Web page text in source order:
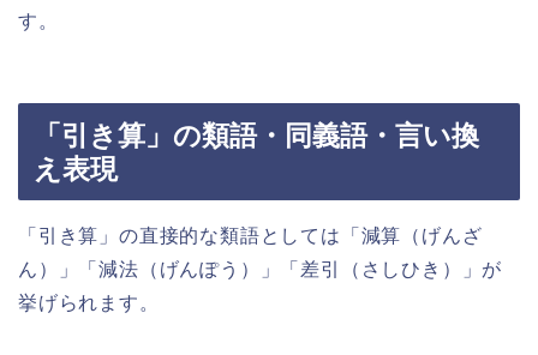
す。
「引き算」の類語・同義語・言い換
え表現
「引き算」の直接的な類語としては「減算（げんざ
ん）」「減法（げんぽう）」「差引（さしひき）」が
挙げられます。